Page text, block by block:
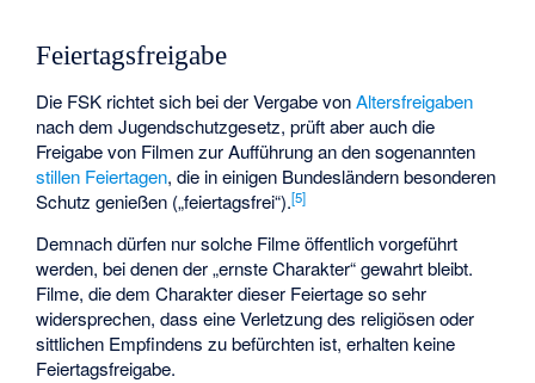
Feiertagsfreigabe
Die FSK richtet sich bei der Vergabe vonAltersfreigaben
nach dem Jugendschutzgesetz, prüft aber auch die
Freigabe von Filmen zur Aufführung an den sogenannten
stillen Feiertagen, die in einigen Bundesländern besonderen
Schutz genießen („feiertagsfrei“).[5]
Demnach dürfen nur solche Filme öffentlich vorgeführt
werden, bei denen der „ernste Charakter“ gewahrt bleibt.
Filme, die dem Charakter dieser Feiertage so sehr
widersprechen, dass eine Verletzung des religiösen oder
sittlichen Empfindens zu befürchten ist, erhalten keine
Feiertagsfreigabe.